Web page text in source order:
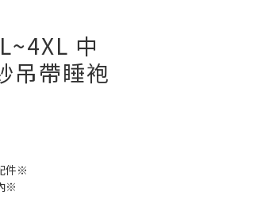
中
吊帶睡袍
件※
※